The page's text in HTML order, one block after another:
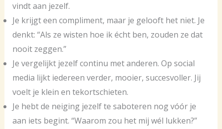
vindt aan jezelf.
Je krijgt een compliment, maar je gelooft het niet. Je
denkt: “Als ze wisten hoe ik écht ben, zouden ze dat
nooit zeggen.”
Je vergelijkt jezelf continu met anderen. Op social
media lijkt iedereen verder, mooier, succesvoller. Jij
voelt je klein en tekortschieten.
Je hebt de neiging jezelf te saboteren nog vóór je
aan iets begint. “Waarom zou het mij wél lukken?”